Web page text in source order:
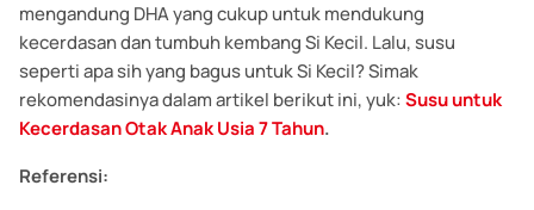
mengandung DHA yang cukup untuk mendukung
kecerdasan dan tumbuh kembang Si Kecil. Lalu, susu
seperti apa sih yang bagus untuk Si Kecil? Simak
rekomendasinya dalam artikel berikut ini, yuk:Susu untuk
Kecerdasan Otak Anak Usia 7 Tahun.
Referensi: